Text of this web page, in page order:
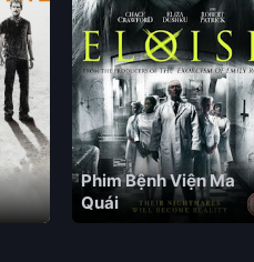
Phim Bệnh Viện Ma
Quái